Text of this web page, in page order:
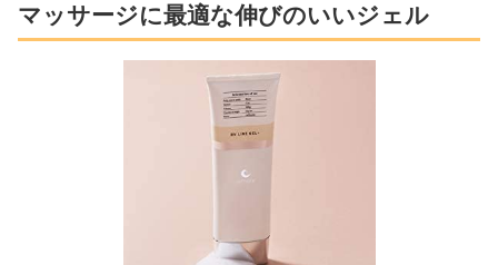
マッサージに最適な伸びのいいジェル